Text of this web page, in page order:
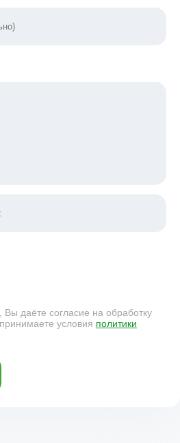
даёте согласие на обработку
условия политики